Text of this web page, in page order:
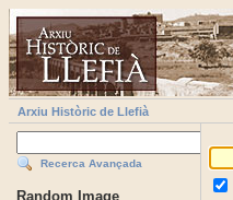
Arxiu Històric de Llefià
Recerca Avançada
Random Image